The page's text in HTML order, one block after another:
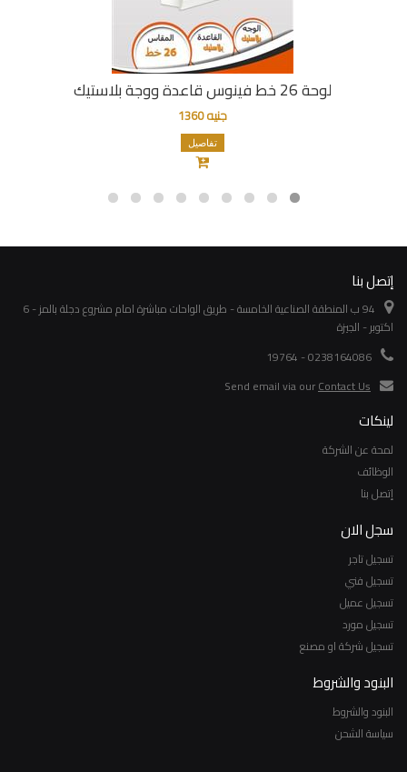
لوحة 26 خط فينوس قاعدة ووجة بلاستيك
جنيه 1360
تفاصيل
إتصل بنا
94 ب المنطقة الصناعية الخامسة - طريق الواحات مباشرة امام مشروع دجلة بالمز - 6
اكتوبر - الجيزة
0238164086 - 19764
Send email via ourContact Us
لينكات
لمحة عن الشركة
الوظائف
إتصل بنا
سجل الان
تسجيل تاجر
تسجيل فني
تسجيل عميل
تسجيل مورد
تسجيل شركة او مصنع
البنود والشروط
البنود والشروط
سياسة الشحن